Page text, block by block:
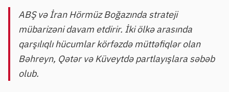
ABŞ və İran Hörmüz Boğazında strateji
mübarizəni davam etdirir. İki ölkə arasında
qarşılıqlı hücumlar körfəzdə müttəfiqlər olan
Bəhreyn, Qətər və Küveytdə partlayışlara səbəb
olub.